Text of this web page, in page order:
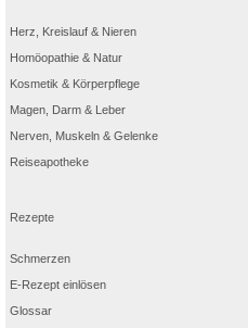
Herz, Kreislauf & Nieren
Homöopathie & Natur
Kosmetik & Körperpflege
Magen, Darm & Leber
Nerven, Muskeln & Gelenke
Reiseapotheke
Rezepte
Schmerzen
E-Rezept einlösen
Glossar